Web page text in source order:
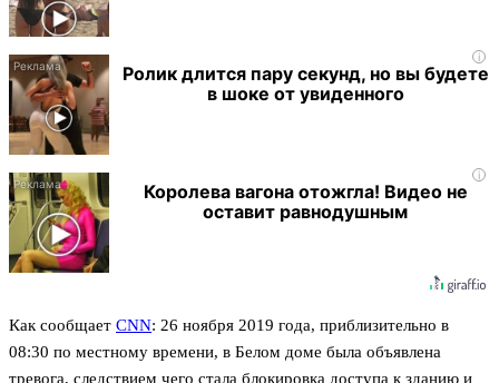
i
Ролик длится пару секунд, но вы будете
в шоке от увиденного
i
Королева вагона отожгла! Видео не
оставит равнодушным
Как сообщает CNN: 26 ноября 2019 года, приблизительно в
08:30 по местному времени, в Белом доме была объявлена
тревога, следствием чего стала блокировка доступа к зданию и